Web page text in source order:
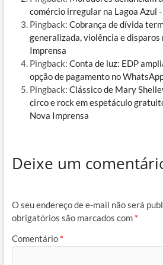
comércio irregular na Lagoa Azul
Pingback: Cobrança de dívida
generalizada, violência e disparos
Imprensa
Pingback: Conta de luz: EDP
opção de pagamento no
Pingback: Clássico de Mary
circo e rock em espetáculo
Nova Imprensa
Deixe um
O seu endereço de e-mail não será
obrigatórios são marcados com *
Comentário *